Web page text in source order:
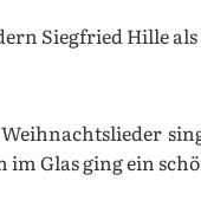
Siegfried Hille
Glas ging ein